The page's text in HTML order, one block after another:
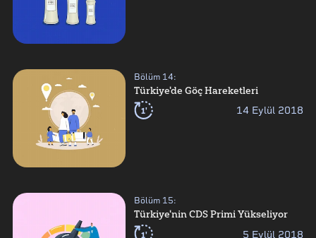
Bölüm 14:
Türkiye'de Göç Hareketleri
1' 14 Eylül 2018
Bölüm 15:
Türkiye'nin CDS Primi Yükseliyor
1' 5 Eylül 2018